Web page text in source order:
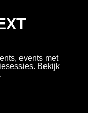
events met
Bekijk